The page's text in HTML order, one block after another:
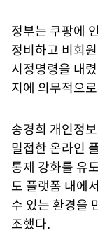
정부는 쿠팡에
정비하고 비회
시정명령을 내
지에 의무적으
송경희 개인정
밀접한 온라인
통제 강화를 유
도 플랫폼 내에
수 있는 환경을
조했다.